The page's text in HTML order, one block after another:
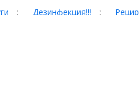
Дезинфекция!!!